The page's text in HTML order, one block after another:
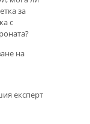
за
с
на
експерт